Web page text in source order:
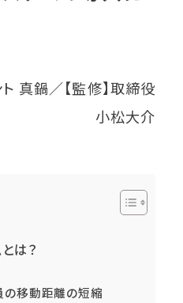
ト 真鍋／【監修】取締役
小松大介
は？
移動距離の短縮